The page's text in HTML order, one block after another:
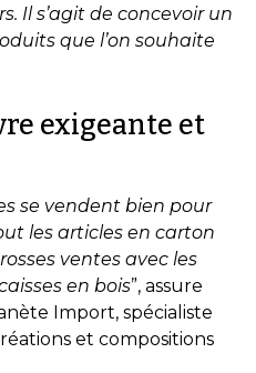
Il s’agit de concevoir un
que l’on souhaite
exigeante et
se vendent bien pour
les articles en carton
ventes avec les
en bois”, assure
Import, spécialiste
et compositions